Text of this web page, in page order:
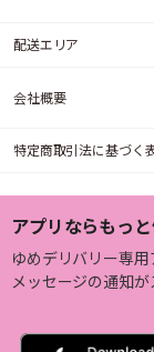
配送エリア
会社概要
特定商取引法に基づく
アプリならもっ
ゆめデリバリー専用
メッセージの通知が